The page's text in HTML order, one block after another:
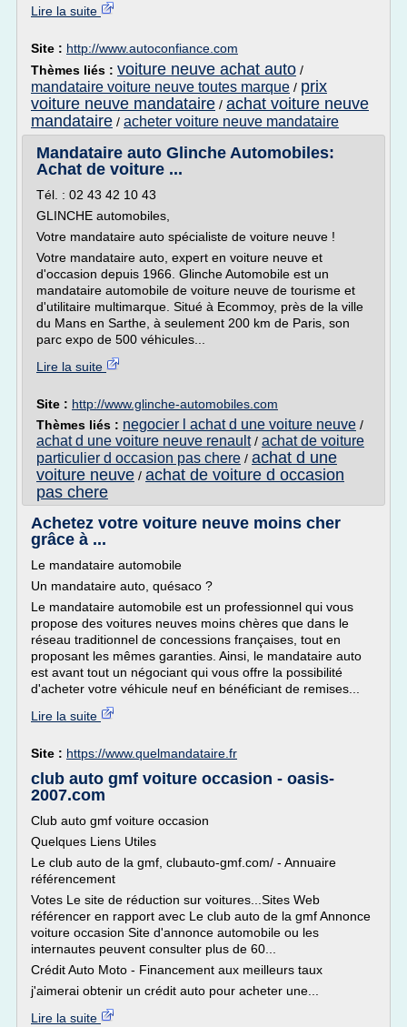
Lire la suite
Site : http://www.autoconfiance.com
Thèmes liés : voiture neuve achat auto /
mandataire voiture neuve toutes marque / prix
voiture neuve mandataire / achat voiture neuve
mandataire / acheter voiture neuve mandataire
Mandataire auto Glinche Automobiles:
Achat de voiture ...
Tél. : 02 43 42 10 43
GLINCHE automobiles,
Votre mandataire auto spécialiste de voiture neuve !
Votre mandataire auto, expert en voiture neuve et
d'occasion depuis 1966. Glinche Automobile est un
mandataire automobile de voiture neuve de tourisme et
d'utilitaire multimarque. Situé à Ecommoy, près de la ville
du Mans en Sarthe, à seulement 200 km de Paris, son
parc expo de 500 véhicules...
Lire la suite
Site : http://www.glinche-automobiles.com
Thèmes liés : negocier l achat d une voiture neuve /
achat d une voiture neuve renault/ achat de voiture
particulier d occasion pas chere / achat d une
voiture neuve / achat de voiture d occasion
pas chere
Achetez votre voiture neuve moins cher
grâce à ...
Le mandataire automobile
Un mandataire auto, quésaco ?
Le mandataire automobile est un professionnel qui vous
propose des voitures neuves moins chères que dans le
réseau traditionnel de concessions françaises, tout en
proposant les mêmes garanties. Ainsi, le mandataire auto
est avant tout un négociant qui vous offre la possibilité
d'acheter votre véhicule neuf en bénéficiant de remises...
Lire la suite
Site : https://www.quelmandataire.fr
club auto gmf voiture occasion - oasis-
2007.com
Club auto gmf voiture occasion
Quelques Liens Utiles
Le club auto de la gmf, clubauto-gmf.com/ - Annuaire
référencement
Votes Le site de réduction sur voitures...Sites Web
référencer en rapport avec Le club auto de la gmf Annonce
voiture occasion Site d'annonce automobile ou les
internautes peuvent consulter plus de 60...
Crédit Auto Moto - Financement aux meilleurs taux
j'aimerai obtenir un crédit auto pour acheter une...
Lire la suite